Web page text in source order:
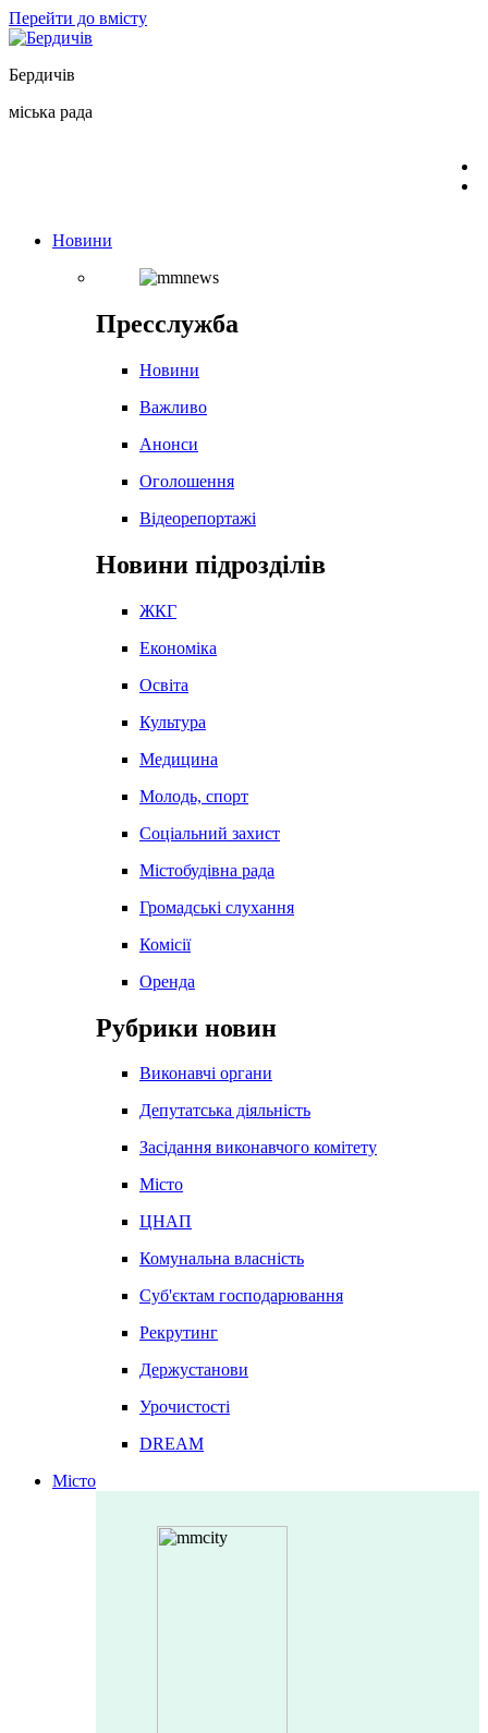
Перейти до вмісту
Бердичів
міська рада
Новини
Пресслужба
Новини
Важливо
Анонси
Оголошення
Відеорепортажі
Новини підрозділів
ЖКГ
Економіка
Освіта
Культура
Медицина
Молодь, спорт
Соціальний захист
Містобудівна рада
Громадські слухання
Комісії
Оренда
Рубрики новин
Виконавчі органи
Депутатська діяльність
Засідання виконавчого комітету
Місто
ЦНАП
Комунальна власність
Суб'єктам господарювання
Рекрутинг
Держустанови
Урочистості
DREAM
Місто